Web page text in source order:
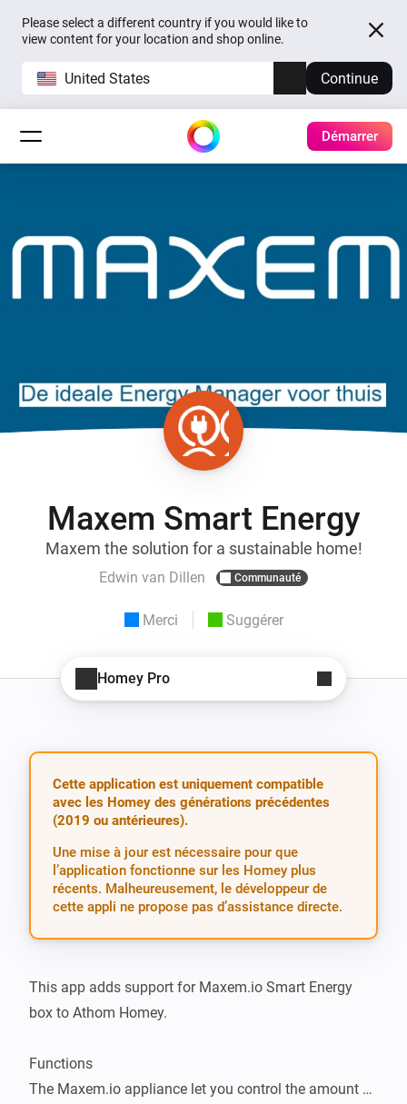
Please select a different country if you would like to
view content for your location and shop online.
United States Continue
Démarrer
Maxem Smart Energy
Maxem the solution for a sustainable home!
Edwin van Dillen Communauté
Merci Suggérer
Homey Pro
Cette application est uniquement compatible
avec les Homey des générations précédentes
(2019 ou antérieures).
Une mise à jour est nécessaire pour que
l’application fonctionne sur les Homey plus
récents. Malheureusement, le développeur de
cette appli ne propose pas d’assistance directe.
This app adds support for Maxem.io Smart Energy
box to Athom Homey.
Functions
The Maxem.io appliance let you control the amount of